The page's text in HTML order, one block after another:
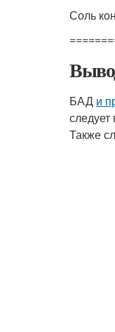
Соль
БАД и
Также